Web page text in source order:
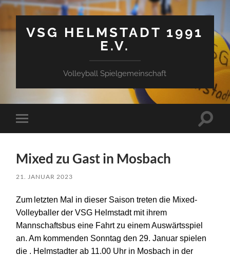
VSG HELMSTADT 1991
E.V.
Volleyball Spielgemeinschaft
Mobile-
Menü
Mixed zu Gast in Mosbach
21. JANUAR 2023
Zum letzten Mal in dieser Saison treten die Mixed-
Volleyballer der VSG Helmstadt mit ihrem
Mannschaftsbus eine Fahrt zu einem Auswärtsspiel
an. Am kommenden Sonntag den 29. Januar spielen
die . Helmstadter ab 11.00 Uhr in Mosbach in der